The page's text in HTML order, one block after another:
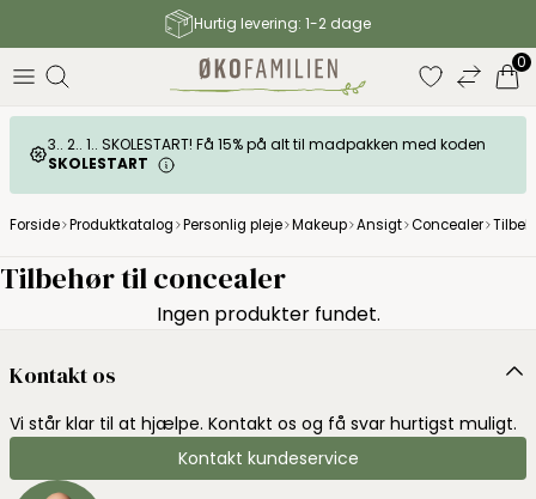
Hurtig levering: 1-2 dage
0
3.. 2.. 1.. SKOLESTART! Få 15% på alt til madpakken med koden
SKOLESTART
Forside Produktkatalog Personlig pleje Makeup Ansigt Concealer
Tilbehør til concealer
Ingen produkter fundet.
Kontakt os
Vi står klar til at hjælpe. Kontakt os og få svar hurtigst muligt.
Kontakt kundeservice